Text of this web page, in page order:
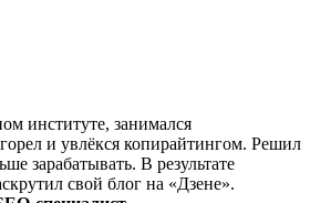
институте, занимался
и увлёкся копирайтингом. Решил
зарабатывать. В результате
свой блог на «Дзене».